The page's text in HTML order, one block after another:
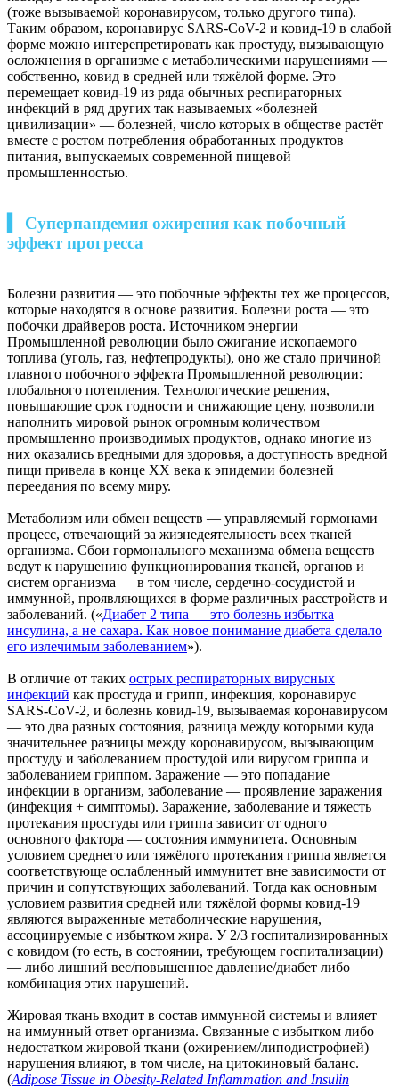
(тоже вызываемой коронавирусом, только другого типа).
Таким образом, коронавирус SARS-CoV-2 и ковид-19 в слабой
форме можно интерепретировать как простуду, вызывающую
осложнения в организме с метаболическими нарушениями —
собственно, ковид в средней или тяжёлой форме. Это
перемещает ковид-19 из ряда обычных респираторных
инфекций в ряд других так называемых «болезней
цивилизации» — болезней, число которых в обществе растёт
вместе с ростом потребления обработанных продуктов
питания, выпускаемых современной пищевой
промышленностью.
▍ Суперпандемия ожирения как побочный
эффект прогресса
Болезни развития — это побочные эффекты тех же процессов,
которые находятся в основе развития. Болезни роста — это
побочки драйверов роста. Источником энергии
Промышленной революции было сжигание ископаемого
топлива (уголь, газ, нефтепродукты), оно же стало причиной
главного побочного эффекта Промышленной революции:
глобального потепления. Технологические решения,
повышающие срок годности и снижающие цену, позволили
наполнить мировой рынок огромным количеством
промышленно производимых продуктов, однако многие из
них оказались вредными для здоровья, а доступность вредной
пищи привела в конце XX века к эпидемии болезней
переедания по всему миру.
Метаболизм или обмен веществ — управляемый гормонами
процесс, отвечающий за жизнедеятельность всех тканей
организма. Сбои гормонального механизма обмена веществ
ведут к нарушению функционирования тканей, органов и
систем организма — в том числе, сердечно-сосудистой и
иммунной, проявляющихся в форме различных расстройств и
заболеваний. («Диабет 2 типа — это болезнь избытка
инсулина, а не сахара. Как новое понимание диабета сделало
его излечимым заболеванием»).
В отличие от таких острых респираторных вирусных
инфекций как простуда и грипп, инфекция, коронавирус
SARS-CoV-2, и болезнь ковид-19, вызываемая коронавирусом
— это два разных состояния, разница между которыми куда
значительнее разницы между коронавирусом, вызывающим
простуду и заболеванием простудой или вирусом гриппа и
заболеванием гриппом. Заражение — это попадание
инфекции в организм, заболевание — проявление заражения
(инфекция + симптомы). Заражение, заболевание и тяжесть
протекания простуды или гриппа зависит от одного
основного фактора — состояния иммунитета. Основным
условием среднего или тяжёлого протекания гриппа является
соответствующе ослабленный иммунитет вне зависимости от
причин и сопутствующих заболеваний. Тогда как основным
условием развития средней или тяжёлой формы ковид-19
являются выраженные метаболические нарушения,
ассоциируемые с избытком жира. У 2/3 госпитализированных
с ковидом (то есть, в состоянии, требующем госпитализации)
— либо лишний вес/повышенное давление/диабет либо
комбинация этих нарушений.
Жировая ткань входит в состав иммунной системы и влияет
на иммунный ответ организма. Связанные с избытком либо
недостатком жировой ткани (ожирением/липодистрофией)
нарушения влияют, в том числе, на цитокиновый баланс.
(Adipose Tissue in Obesity-Related Inflammation and Insulin